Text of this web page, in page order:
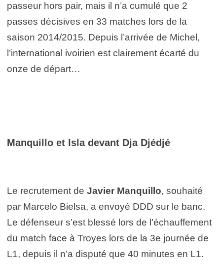
passeur hors pair, mais il n’a cumulé que 2
passes décisives en 33 matches lors de la
saison 2014/2015. Depuis l’arrivée de Michel,
l’international ivoirien est clairement écarté du
onze de départ…
Manquillo et Isla devant Dja Djédjé
Le recrutement de Javier Manquillo, souhaité
par Marcelo Bielsa, a envoyé DDD sur le banc.
Le défenseur s’est blessé lors de l’échauffement
du match face à Troyes lors de la 3e journée de
L1, depuis il n’a disputé que 40 minutes en L1.